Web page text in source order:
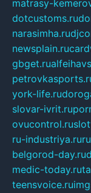
matrasy-
dotcustoms.ru
narasimha.ru
newsplain.ru
gbget.ru
york-life.ru
slovar-ivrit.ru
ovucontrol.ru
ru-industriya.ru
belgorod-day.ru
medic-today.ru
teensvoice.ru